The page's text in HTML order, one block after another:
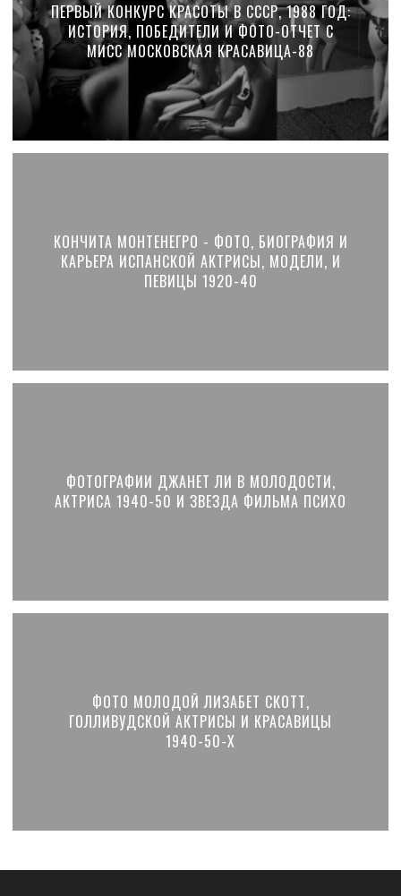
ПЕРВЫЙ КОНКУРС КРАСОТЫ В СССР, 1988 ГОД:
ИСТОРИЯ, ПОБЕДИТЕЛИ И ФОТО-ОТЧЕТ С
МИСС МОСКОВСКАЯ КРАСАВИЦА-88
КОНЧИТА МОНТЕНЕГРО - ФОТО, БИОГРАФИЯ И
КАРЬЕРА ИСПАНСКОЙ АКТРИСЫ, МОДЕЛИ, И
ПЕВИЦЫ 1920-40
ФОТОГРАФИИ ДЖАНЕТ ЛИ В МОЛОДОСТИ,
АКТРИСА 1940-50 И ЗВЕЗДА ФИЛЬМА ПСИХО
ФОТО МОЛОДОЙ ЛИЗАБЕТ СКОТТ,
ГОЛЛИВУДСКОЙ АКТРИСЫ И КРАСАВИЦЫ
1940-50-Х